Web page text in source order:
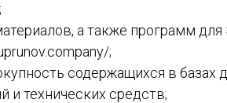
а также программ
;
содержащихся в базах
и технических средств;